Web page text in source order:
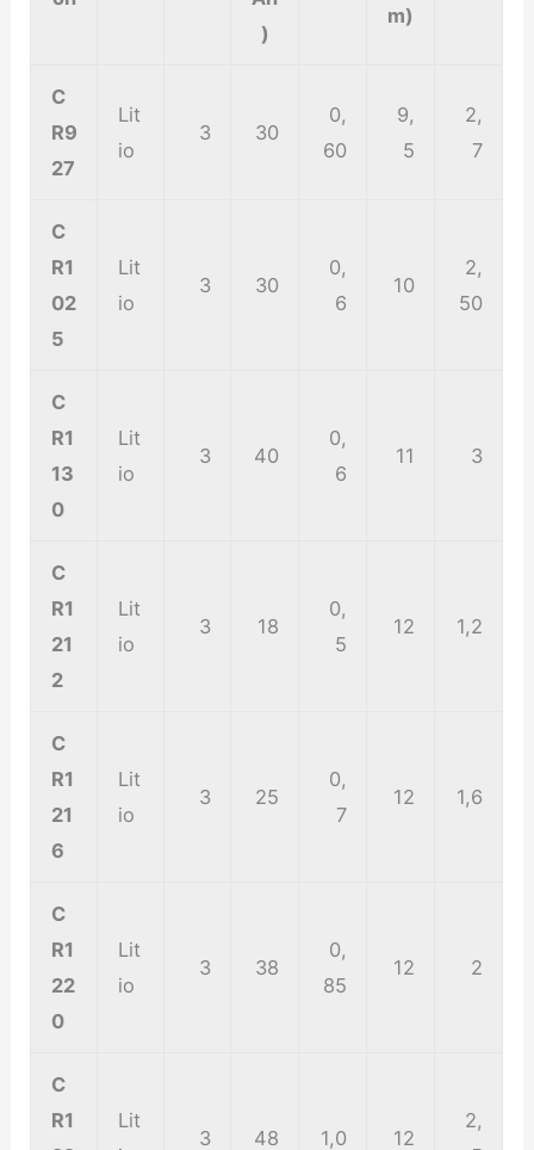
)
m)
C
R9
27
Lit
io
3 30
0,
60
9,
5
2,
7
C
R1
02
5
Lit
io
3 30
0,
6
10
2,
50
C
R1
13
0
Lit
io
3 40
0,
6
11 3
C
R1
21
2
Lit
io
3 18
0,
5
12 1,2
C
R1
21
6
Lit
io
3 25
0,
7
12 1,6
C
R1
22
0
Lit
io
3 38
0,
85
12 2
C
R1
Lit
3 48 1,0 12
2,